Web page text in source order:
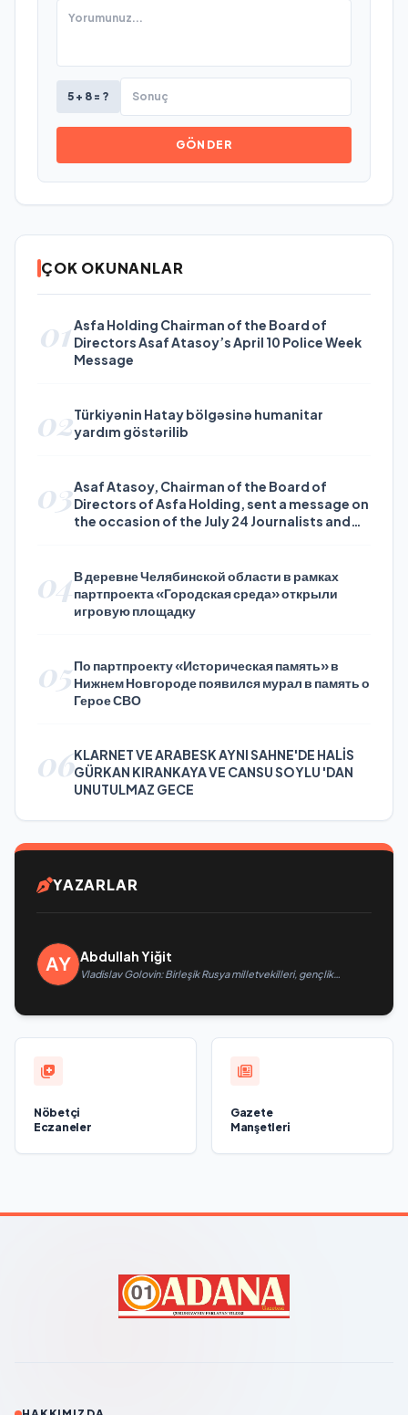
5 + 8 = ?
GÖNDER
ÇOK OKUNANLAR
01Asfa Holding Chairman of the Board of
Directors Asaf Atasoy’s April 10 Police Week
Message
02Türkiyənin Hatay bölgəsinə humanitar
yardım göstərilib
03Asaf Atasoy, Chairman of the Board of
Directors of Asfa Holding, sent a message on
the occasion of the July 24 Journalists and
04В деревне Челябинской области в рамках
партпроекта «Городская среда» открыли
игровую площадку
05По партпроекту «Историческая память» в
Нижнем Новгороде появился мурал в память о
Герое СВО
06KLARNET VE ARABESK AYNI SAHNE'DE HALİS
GÜRKAN KIRANKAYA VE CANSU SOYLU 'DAN
UNUTULMAZ GECE
YAZARLAR
Abdullah Yiğit
Vladislav Golovin: Birleşik Rusya milletvekilleri, gençlik
Nöbetçi
Eczaneler
Gazete
Manşetleri